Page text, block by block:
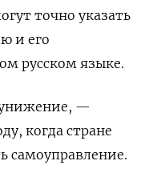
точно указать
и его
русском языке.
унижение, —
когда стране
самоуправление.